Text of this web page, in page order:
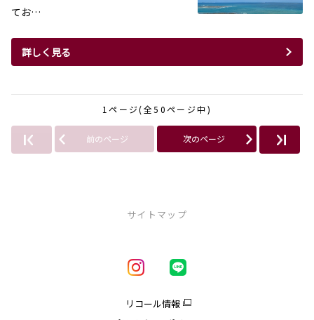
てお…
詳しく見る
1ページ(全50ページ中)
前のページ 次のページ
サイトマップ
リコール情報